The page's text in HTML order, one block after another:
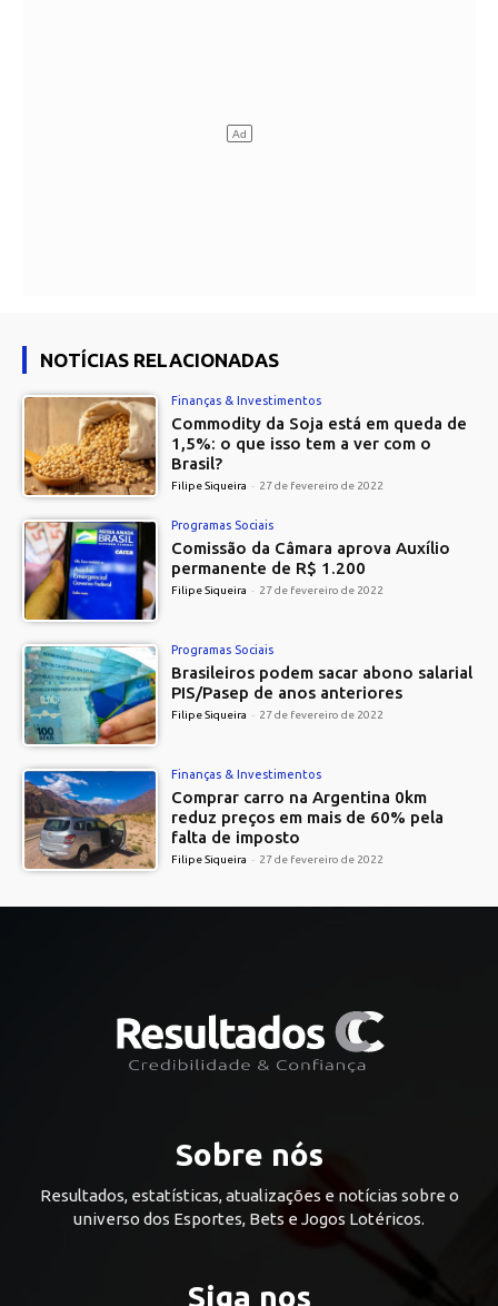
NOTÍCIAS RELACIONADAS
Finanças & Investimentos
Commodity da Soja está em queda de
1,5%: o que isso tem a ver com o
Brasil?
Filipe Siqueira - 27 de fevereiro de 2022
Programas Sociais
Comissão da Câmara aprova Auxílio
permanente de R$ 1.200
Filipe Siqueira - 27 de fevereiro de 2022
Programas Sociais
Brasileiros podem sacar abono salarial
PIS/Pasep de anos anteriores
Filipe Siqueira - 27 de fevereiro de 2022
Finanças & Investimentos
Comprar carro na Argentina 0km
reduz preços em mais de 60% pela
falta de imposto
Filipe Siqueira - 27 de fevereiro de 2022
Sobre nós
Resultados, estatísticas, atualizações e notícias sobre o
universo dos Esportes, Bets e Jogos Lotéricos.
Siga nos